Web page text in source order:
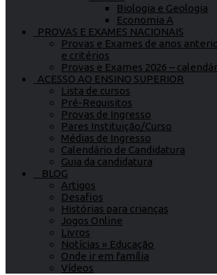
Biologia e Geologia
Economia A
PROVAS E EXAMES NACIONAIS
Provas e Exames de anos
e critérios
Provas e Exames 2026 –
ACESSO AO ENSINO SUPERIOR
Lista de cursos
Pré-Requisitos
Provas de Ingresso
Pares Instituição/Curso
Médias de Ingresso
Calendário de Candidatura
Guia da candidatura
BLOG
Artigos
Desafios
Histórias para crianças
Jogos Online
Livros
Notícias » Educação
Onde ir em família
Vídeos